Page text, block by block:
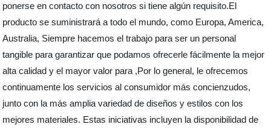
ponerse en contacto con nosotros si tiene algún requisito.El
producto se suministrará a todo el mundo, como Europa, America,
Australia, Siempre hacemos el trabajo para ser un personal
tangible para garantizar que podamos ofrecerle fácilmente la mejor
alta calidad y el mayor valor para ,Por lo general, le ofrecemos
continuamente los servicios al consumidor más concienzudos,
junto con la más amplia variedad de diseños y estilos con los
mejores materiales. Estas iniciativas incluyen la disponibilidad de